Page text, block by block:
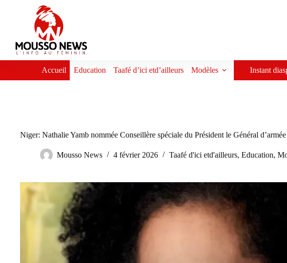
Accueil Education Taafé d’ici etd’ailleurs Modèles Instant
Niger: Nathalie Yamb nommée Conseillère spéciale du Président le Général
Mousso News 4 février 2026 Taafé d'ici etd'ailleurs, Education,